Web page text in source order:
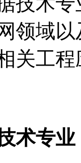
领域
关工
术专业